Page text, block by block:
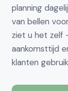
planning
van bellen
ziet u het zelf
aankomsttijd
klanten